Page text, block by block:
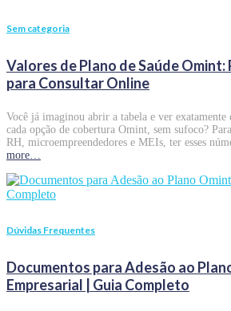
Sem categoria
Valores de Plano de Saúde Omint:
para Consultar Online
Você já imaginou abrir a tabela e ver exatamente
cada opção de cobertura Omint, sem sufoco?
RH, microempreendedores e MEIs, ter esses
more…
Dúvidas Frequentes
Documentos para Adesão ao
Empresarial | Guia Completo